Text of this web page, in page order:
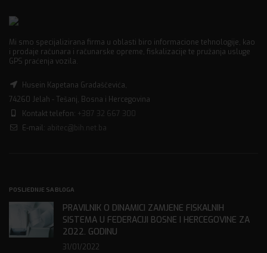
Mi smo specijalizirana firma u oblasti biro informacione tehnologije, kao
i prodaje računara i računarske opreme, fiskalizacije te pružanja usluge
GPS praćenja vozila.
Husein Kapetana Gradaščevića,
74260 Jelah - Tešanj, Bosna i Hercegovina
Kontakt telefon: +387 32 667 300
E-mail: abitec@bih.net.ba
POSLJEDNJE SA BLOGA
PRAVILNIK O DINAMICI ZAMJENE FISKALNIH
SISTEMA U FEDERACIJI BOSNE I HERCEGOVINE ZA
2022. GODINU
31/01/2022